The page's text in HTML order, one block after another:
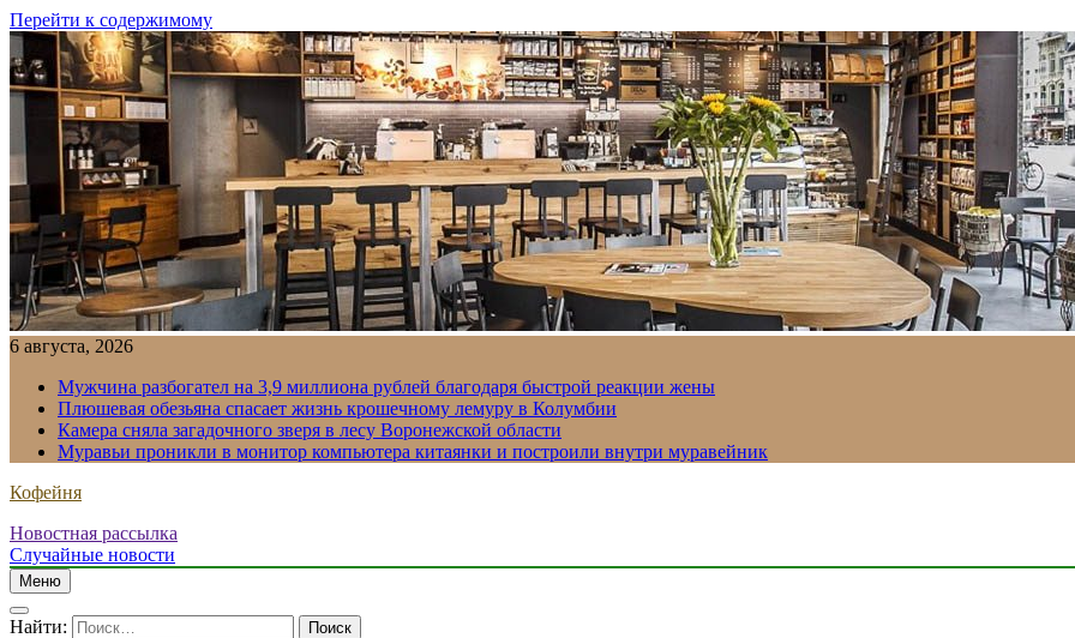
Перейти к содержимому
6 августа, 2026
Мужчина разбогател на 3,9 миллиона рублей благодаря быстрой реакции жены
Плюшевая обезьяна спасает жизнь крошечному лемуру в Колумбии
Камера сняла загадочного зверя в лесу Воронежской области
Муравьи проникли в монитор компьютера китаянки и построили внутри муравейник
Кофейня
Новостная рассылка
Случайные новости
Меню
Найти: